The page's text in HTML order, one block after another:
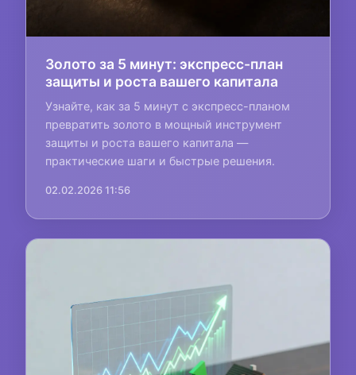
Золото за 5 минут: экспресс-план
защиты и роста вашего капитала
Узнайте, как за 5 минут с экспресс-планом
превратить золото в мощный инструмент
защиты и роста вашего капитала —
практические шаги и быстрые решения.
02.02.2026 11:56